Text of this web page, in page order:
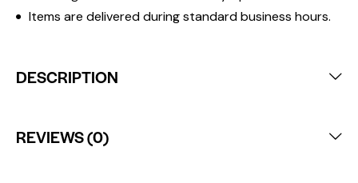
Items are delivered during standard business hours.
DESCRIPTION
REVIEWS (0)